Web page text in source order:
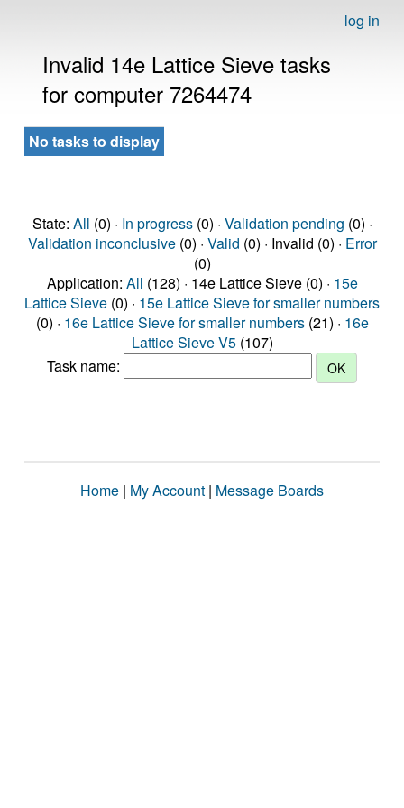
log in
Invalid 14e Lattice Sieve tasks
for computer 7264474
No tasks to display
State: All (0) · In progress(0) · Validation pending (0) ·
Validation inconclusive(0) · Valid (0) · Invalid (0) · Error
(0)
Application: All (128) · 14e Lattice Sieve (0) · 15e
Lattice Sieve (0) · 15e Lattice Sieve for smaller numbers
(0) · 16e Lattice Sieve for smaller numbers(21) · 16e
Lattice Sieve V5(107)
Task name:
Home | My Account | Message Boards